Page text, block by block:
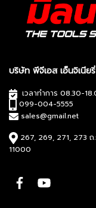
บริษัท พีจีเอส เอ็นจิเนี
เวลาทำการ 08.30-
099-004-5555
sales@gmail.net
267, 269, 271, 273 ถ
11000